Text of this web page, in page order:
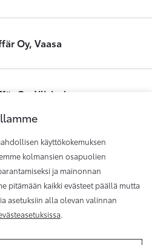
Oy, Vaasa
Oy, Ylivieska
käyttökokemuksen
kolmansien osapuolien
ja mainonnan
pitämään kaikki evästeet päällä mutta
asetuksiin alla olevan valinnan
.